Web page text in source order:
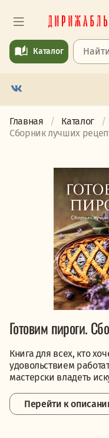
Каталог
Главная Каталог
Сборник лучших
Готовим пироги.
Книга для всех, кто
удовольствием
мастерски владеть
Перейти к